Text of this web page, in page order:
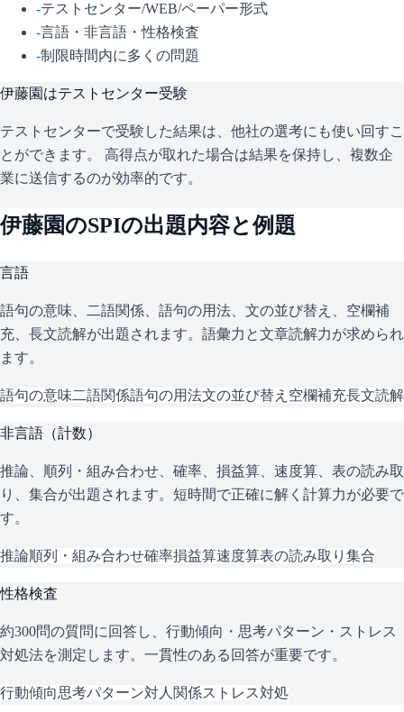
-テストセンター/WEB/ペーパー形式
-言語・非言語・性格検査
-制限時間内に多くの問題
伊藤園 はテストセンター受験
テストセンターで受験した結果は、他社の選考にも使い回すこ
とができます。 高得点が取れた場合は結果を保持し、複数企
業に送信するのが効率的です。
伊藤園のSPIの出題内容と例題
言語
語句の意味、二語関係、語句の用法、文の並び替え、空欄補
充、長文読解が出題されます。語彙力と文章読解力が求められ
ます。
語句の意味二語関係語句の用法文の並び替え 空欄補充長文読解
非言語（計数）
推論、順列・組み合わせ、確率、損益算、速度算、表の読み取
り、集合が出題されます。短時間で正確に解く計算力が必要で
す。
推論順列・組み合わせ確率損益算速度算表の読み取り 集合
性格検査
約300問の質問に回答し、行動傾向・思考パターン・ストレス
対処法を測定します。一貫性のある回答が重要です。
行動傾向思考パターン対人関係ストレス対処